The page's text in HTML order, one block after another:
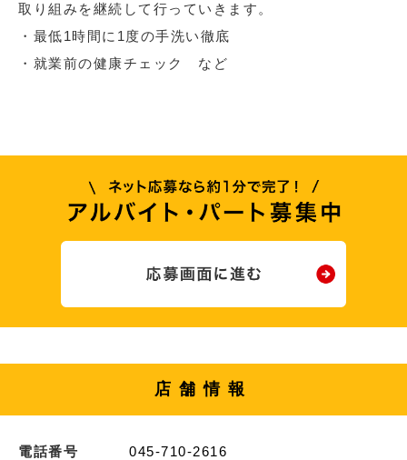
取り組みを継続して行っていきます。
・最低1時間に1度の手洗い徹底
・就業前の健康チェック など
店舗情報
電話番号 045-710-2616